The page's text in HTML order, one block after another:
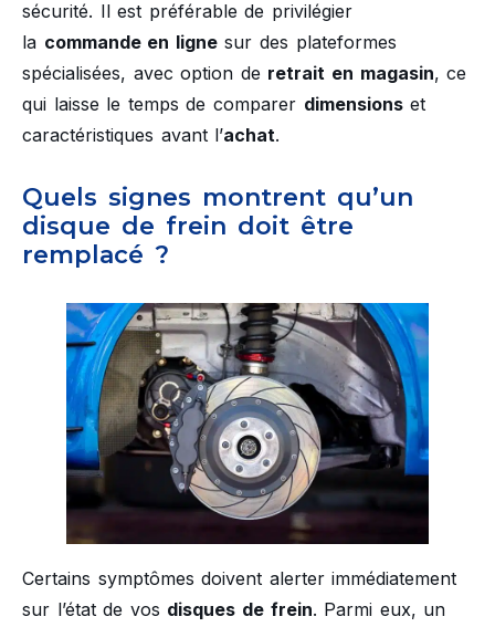
sécurité. Il est préférable de privilégier
la commande en lignesur des plateformes
spécialisées, avec option de retrait en magasin, ce
qui laisse le temps de comparer dimensionset
caractéristiques avant l’achat.
Quels signes montrent qu’un
disque de frein doit être
remplacé ?
Certains symptômes doivent alerter immédiatement
sur l’état de vos disques de frein. Parmi eux, un